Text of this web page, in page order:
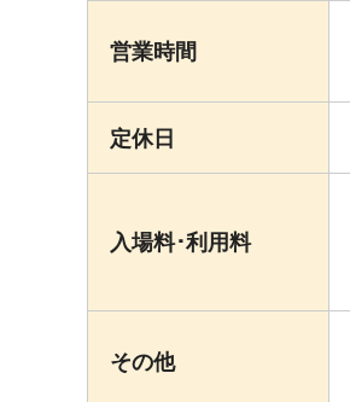
営業時間
定休日
入場料･利用料
その他